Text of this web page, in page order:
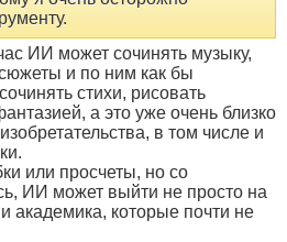
ИИ может сочинять музыку,
и по ним как бы
стихи, рисовать
а это уже очень близко
в том числе и
или просчеты, но со
ИИ может выйти не просто на
академика, которые почти не